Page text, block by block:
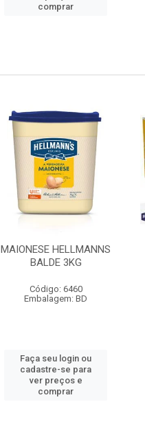
comprar
MAIONESE HELLMANNS
BALDE 3KG
Código: 6460
Embalagem: BD
Faça seu login ou
cadastre-se para
ver preços e
comprar